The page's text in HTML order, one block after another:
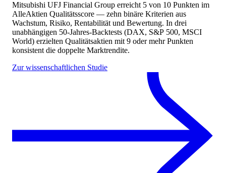
Mitsubishi UFJ Financial Group erreicht 5 von 10 Punkten im
AlleAktien Qualitätsscore — zehn binäre Kriterien aus
Wachstum, Risiko, Rentabilität und Bewertung. In drei
unabhängigen 50-Jahres-Backtests (DAX, S&P 500, MSCI
World) erzielten Qualitätsaktien mit 9 oder mehr Punkten
konsistent die doppelte Marktrendite.
Zur wissenschaftlichen Studie